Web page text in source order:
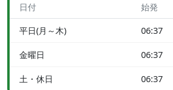
日付 始発
平日(月～木) 06:37
金曜日 06:37
土・休日 06:37